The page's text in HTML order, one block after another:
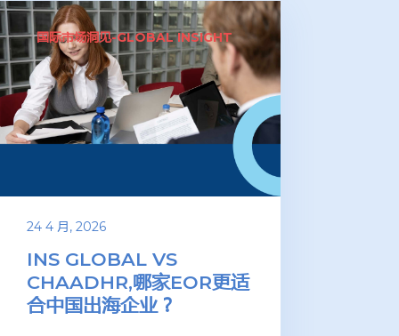
国际市场洞见-GLOBAL INSIGHT
24 4 月, 2026
INS GLOBAL VS
CHAADHR,哪家EOR更适
合中国出海企业？